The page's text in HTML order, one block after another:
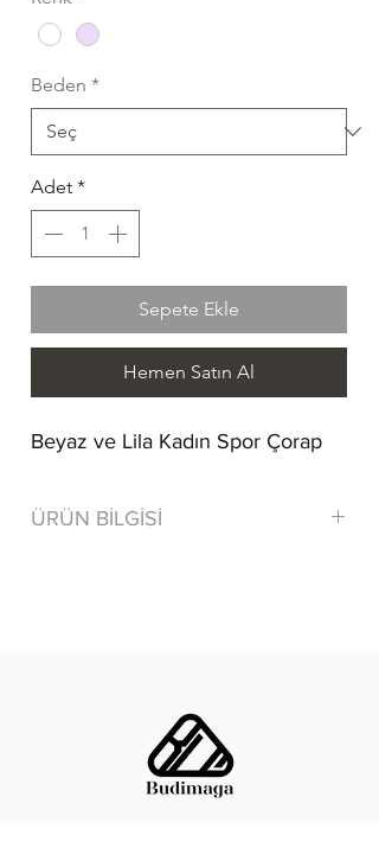
Beden *
Adet *
Sepete Ekle
Hemen Satın Al
Beyaz ve Lila Kadın Spor Çorap
ÜRÜN BİLGİSİ